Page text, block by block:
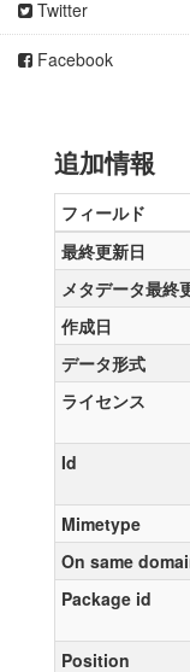
Twitter
Facebook
追加情報
フィールド
最終更新日
メタデータ最終
作成日
データ形式
ライセンス
Id
Mimetype
On same
Package id
Position